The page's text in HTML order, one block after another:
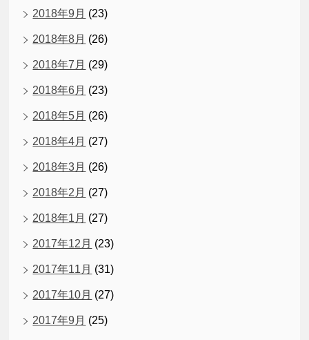
2018年9月 (23)
2018年8月 (26)
2018年7月 (29)
2018年6月 (23)
2018年5月 (26)
2018年4月 (27)
2018年3月 (26)
2018年2月 (27)
2018年1月 (27)
2017年12月 (23)
2017年11月 (31)
2017年10月 (27)
2017年9月 (25)